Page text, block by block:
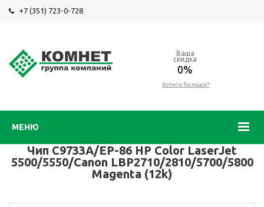
+7 (351) 723-0-728
МЕНЮ
Ваша
скидка
0%
Хотите больше?
Чип C9733A/EP-86 HP Color LaserJet
5500/5550/Canon LBP2710/2810/5700/5800
Magenta (12k)